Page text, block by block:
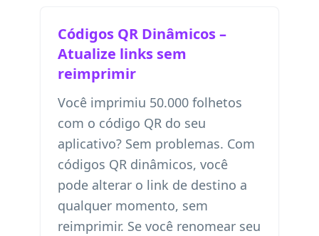
Códigos QR Dinâmicos –
Atualize links sem
reimprimir
Você imprimiu 50.000 folhetos
com o código QR do seu
aplicativo? Sem problemas. Com
códigos QR dinâmicos, você
pode alterar o link de destino a
qualquer momento, sem
reimprimir. Se você renomear seu